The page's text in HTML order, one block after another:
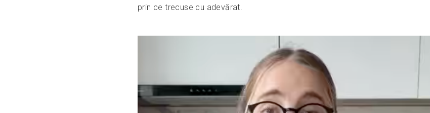
prin ce trecuse cu adevărat.